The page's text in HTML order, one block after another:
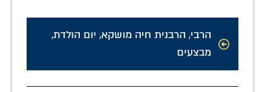
הרבי, הרבנית חיה מושקא, יום הולדת,
מבצעים